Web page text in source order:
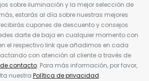
sobre iluminación y la mejor selección de
estarás al día sobre nuestras mejores
cupones de descuento y consejos
darte de baja en cualquier momento con
el respectivo link que añadimos en cada
con atención al cliente a través de
contacto. Para más información, por favor,
nuestra Política de privacidad.